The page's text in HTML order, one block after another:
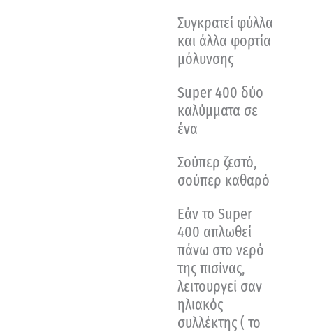
Συγκρατεί φύλλα
και άλλα φορτία
μόλυνσης
Super 400 δύο
καλύμματα σε
ένα
Σούπερ ζεστό,
σούπερ καθαρό
Εάν το Super
400 απλωθεί
πάνω στο νερό
της πισίνας,
λειτουργεί σαν
ηλιακός
συλλέκτης ( το